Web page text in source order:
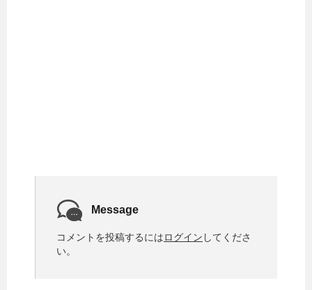
Message
コメントを投稿するにはログイン してくださ
い。